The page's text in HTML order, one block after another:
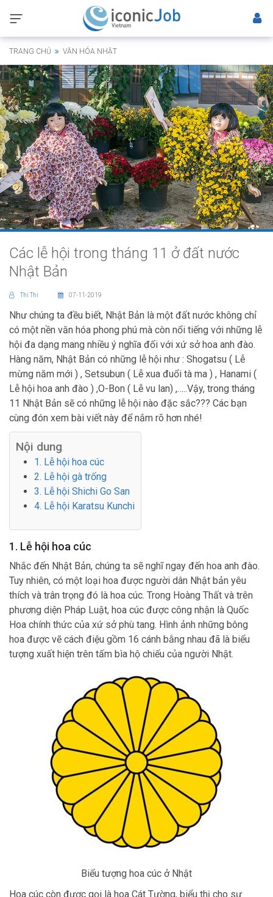
TRANG CHỦ VĂN HÓA NHẬT
Các lễ hội trong tháng 11 ở đất nước
Nhật Bản
Thi Thi 07-11-2019
Như chúng ta đều biết, Nhật Bản là một đất nước không chỉ
có một nền văn hóa phong phú mà còn nổi tiếng với những lễ
hội đa dạng mang nhiều ý nghĩa đối với xứ sở hoa anh đào.
Hàng năm, Nhật Bản có những lễ hội như : Shogatsu ( Lễ
mừng năm mới ) , Setsubun ( Lễ xua đuổi tà ma ) , Hanami (
Lễ hội hoa anh đào ) ,O-Bon ( Lễ vu lan) ,…..Vậy, trong tháng
11 Nhật Bản sẽ có những lễ hội nào đặc sắc??? Các bạn
cùng đón xem bài viết này để nắm rõ hơn nhé!
Nội dung
1. Lễ hội hoa cúc
2. Lễ hội gà trống
3. Lễ hội Shichi Go San
4. Lễ hội Karatsu Kunchi
1. Lễ hội hoa cúc
Nhắc đến Nhật Bản, chúng ta sẽ nghĩ ngay đến hoa anh đào.
Tuy nhiên, có một loại hoa được người dân Nhật bản yêu
thích và trân trọng đó là hoa cúc. Trong Hoàng Thất và trên
phương diện Pháp Luật, hoa cúc được công nhận là Quốc
Hoa chính thức của xứ sở phù tang. Hình ảnh những bông
hoa được vẽ cách điệu gồm 16 cánh bằng nhau đã là biểu
tượng xuất hiện trên tấm bìa hộ chiếu của người Nhật.
Biểu tượng hoa cúc ở Nhật
Hoa cúc còn được gọi là hoa Cát Tường, biểu thị cho sự